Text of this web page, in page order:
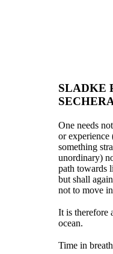
SLADKE
One needs
or experience
something
unordinary)
path towards
but shall
not to move
It is therefore
ocean.
Time in